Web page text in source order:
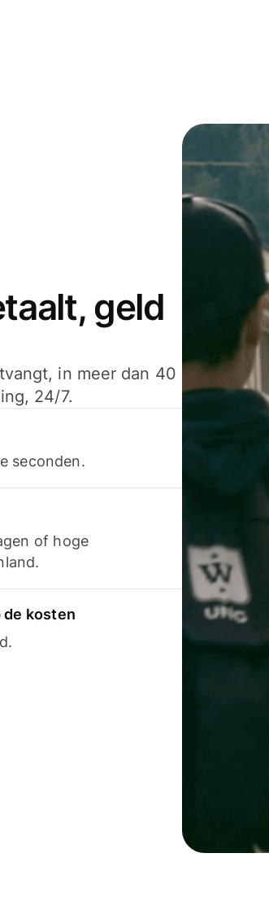
geld
in meer dan 40
24/7.
seconden.
of hoge
de kosten